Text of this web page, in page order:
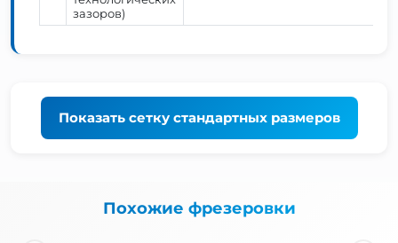
зазоров)
Показатьсетку стандартных размеров
Похожие фрезеровки